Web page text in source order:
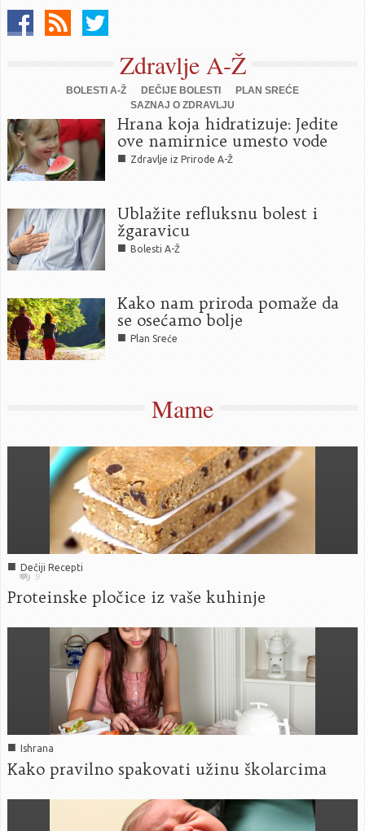
Zdravlje A-Ž
BOLESTI A-Ž DEČIJE BOLESTI
PLAN SREĆE
SAZNAJ O ZDRAVLJU
Hrana koja hidratizuje: Jedite
ove namirnice umesto vode
■ Zdravlje iz Prirode A-Ž
Ublažite refluksnu bolest i
žgaravicu
■ Bolesti A-Ž
Kako nam priroda pomaže da
se osećamo bolje
■ Plan Sreće
Mame
■ Dečiji Recepti
9
Proteinske pločice iz vaše kuhinje
■ Ishrana
Kako pravilno spakovati užinu školarcima